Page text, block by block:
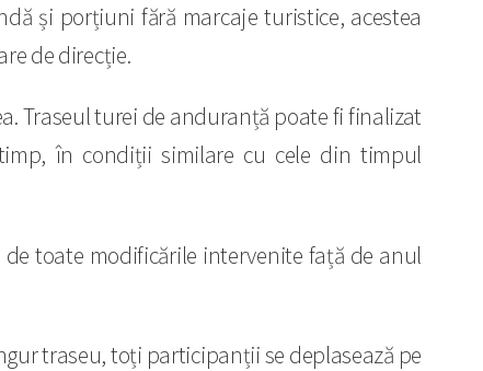
și porțiuni fără marcaje turistice, acestea
de direcție.
Traseul turei de anduranță poate fi finalizat
în condiții similare cu cele din timpul
toate modificările intervenite față de anul
traseu, toți participanții se deplasează pe